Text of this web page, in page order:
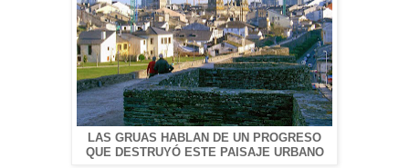
LAS GRUAS HABLAN DE UN PROGRESO
QUE DESTRUYÓ ESTE PAISAJE URBANO